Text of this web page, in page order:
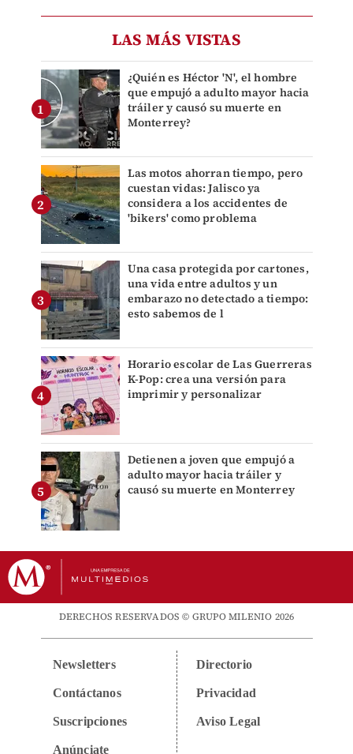
LAS MÁS VISTAS
¿Quién es Héctor 'N', el hombre
que empujó a adulto mayor hacia
tráiler y causó su muerte en
Monterrey?
Las motos ahorran tiempo, pero
cuestan vidas: Jalisco ya
considera a los accidentes de
'bikers' como problema
Una casa protegida por cartones,
una vida entre adultos y un
embarazo no detectado a tiempo:
esto sabemos de l
Horario escolar de Las Guerreras
K-Pop: crea una versión para
imprimir y personalizar
Detienen a joven que empujó a
adulto mayor hacia tráiler y
causó su muerte en Monterrey
DERECHOS RESERVADOS © GRUPO MILENIO 2026
Newsletters
Contáctanos
Suscripciones
Anúnciate
Directorio
Privacidad
Aviso Legal